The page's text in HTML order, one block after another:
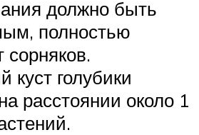
должно быть
полностью
куст голубики
расстоянии около 1